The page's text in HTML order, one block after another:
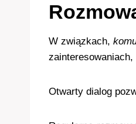
W związkach,
Otwarty dialog